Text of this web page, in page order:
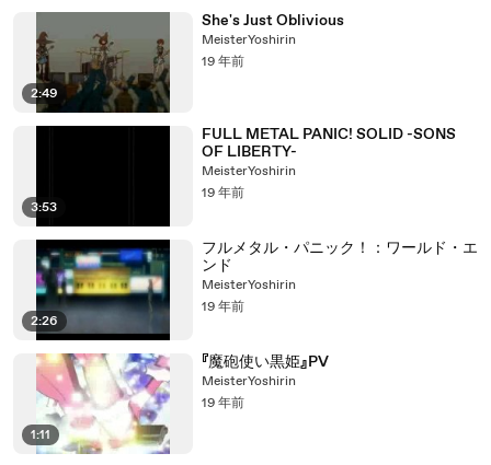
2:49
She's Just Oblivious
MeisterYoshirin
19 年前
3:53
FULL METAL PANIC! SOLID -SONS
OF LIBERTY-
MeisterYoshirin
19 年前
2:26
フルメタル・パニック！：ワールド・エ
ンド
MeisterYoshirin
19 年前
1:11
『魔砲使い黒姫』PV
MeisterYoshirin
19 年前